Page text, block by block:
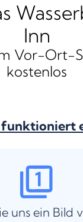
Inn
Vor-Ort-
kostenlos
funktioniert
uns ein Bild